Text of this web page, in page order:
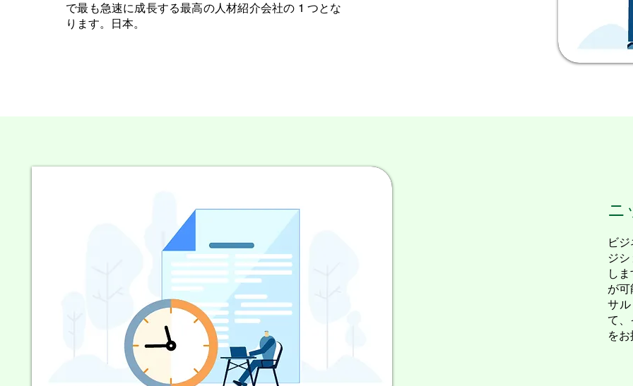
で最も急速に成長する最高の人材紹介会社の 1 つとな
ります。日本。
ニ
ビ
ジ
し
が
サ
て
を